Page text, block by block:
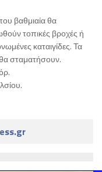
βαθμιαία θα
τοπικές βροχές ή
καταιγίδες. Τα
σταματήσουν.